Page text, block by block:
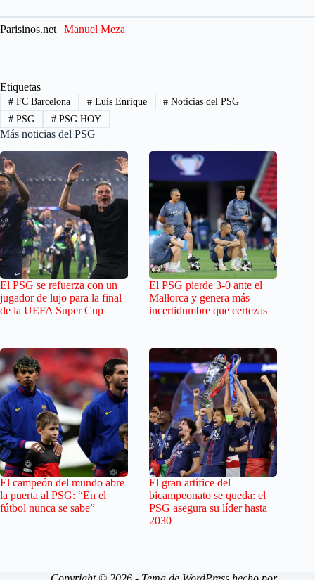
Parisinos.net | Manuel Meza
Etiquetas
#FC Barcelona #Luis Enrique # Noticias del PSG
#PSG #PSG HOY
Más noticias del PSG
El PSG se refuerza con un
jugador de lujo para la final
de la UEFA Super Cup
El PSG pierde 3-0 ante el
Mallorca y genera más
incertidumbre que certezas
El campeón del mundo abre
la puerta al PSG: “En el
fútbol nunca se sabe”
El gran artífice del
bicampeonato se queda: el
PSG asegura su líder hasta
2030